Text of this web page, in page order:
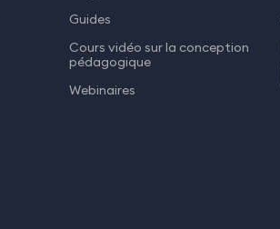
Guides
Cours vidéo sur la conception
pédagogique
Webinaires